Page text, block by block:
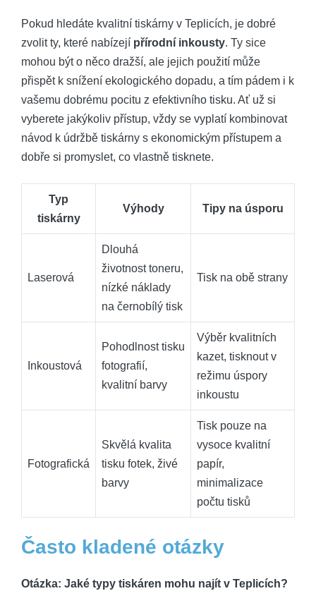
Pokud hledáte kvalitní tiskárny v Teplicích, je dobré
zvolit ty, které nabízejí přírodní inkousty. Ty sice
mohou být o něco dražší, ale jejich použití může
přispět k snížení ekologického dopadu, a tím pádem i k
vašemu dobrému pocitu z efektivního tisku. Ať už si
vyberete jakýkoliv přístup, vždy se vyplatí kombinovat
návod k údržbě tiskárny s ekonomickým přístupem a
dobře si promyslet, co vlastně tisknete.
Typ
tiskárny
Výhody Tipy na úsporu
Laserová
Dlouhá
životnost toneru,
nízké náklady
na černobílý tisk
Tisk na obě strany
Inkoustová
Pohodlnost tisku
fotografií,
kvalitní barvy
Výběr kvalitních
kazet, tisknout v
režimu úspory
inkoustu
Fotografická
Skvělá kvalita
tisku fotek, živé
barvy
Tisk pouze na
vysoce kvalitní
papír,
minimalizace
počtu tisků
Často kladené otázky
Otázka: Jaké typy tiskáren mohu najít v Teplicích?